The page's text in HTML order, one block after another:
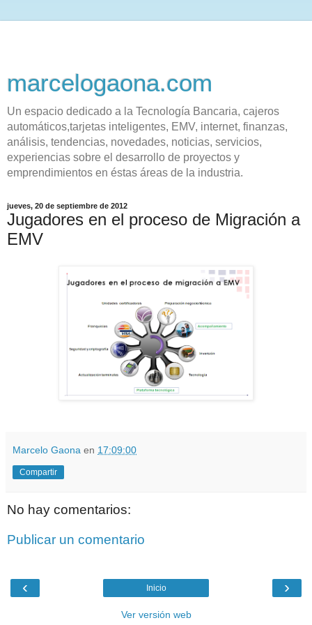
marcelogaona.com
Un espacio dedicado a la Tecnología Bancaria, cajeros
automáticos,tarjetas inteligentes, EMV, internet, finanzas,
análisis, tendencias, novedades, noticias, servicios,
experiencias sobre el desarrollo de proyectos y
emprendimientos en éstas áreas de la industria.
jueves, 20 de septiembre de 2012
Jugadores en el proceso de Migración a
EMV
Marcelo Gaona en 17:09:00
Compartir
No hay comentarios:
Publicar un comentario
‹ ›
Inicio
Ver versión web